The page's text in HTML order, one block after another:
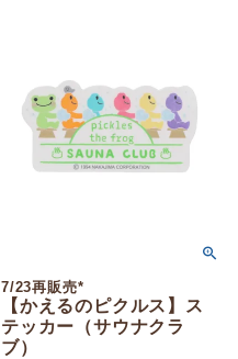
7/23再販売*
【かえるのピクルス】ス
テッカー（サウナクラ
ブ）